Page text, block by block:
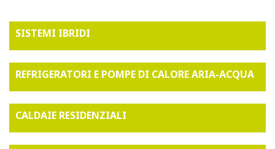
SISTEMI IBRIDI
REFRIGERATORI E POMPE DI CALORE ARIA-ACQUA
CALDAIE RESIDENZIALI